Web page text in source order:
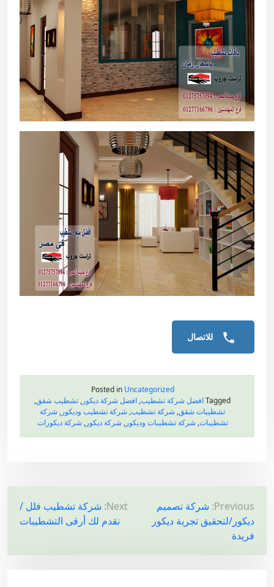
للاتصال
Posted in Uncategorized
Taggedافضل شركة تشطيب, افضل شركة ديكور, تشطيب شقق,
تشطيبات شقق, شركة تشطيب, شركة تشطيب وديكور, شركة
تشطيبات, شركة تشطيبات وديكور, شركة ديكور, شركة ديكورات
ت
ص
فّ
ح
Previous: شركة تصميم
ديكور/لتحقيق تجربة ديكور
فريدة
Next: شركة تشطيب فلل /
نقدم لك أرقى التشطيبات